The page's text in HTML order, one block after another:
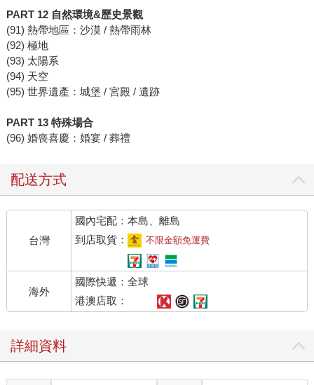
PART 12 自然環境&歷史景觀
(91) 熱帶地區：沙漠 / 熱帶雨林
(92) 極地
(93) 太陽系
(94) 天空
(95) 世界遺產：城堡 / 宮殿 / 遺跡
PART 13 特殊場合
(96) 婚喪喜慶：婚宴 / 葬禮
配送方式
台灣
國內宅配：本島、離島
到店取貨：
不限金額免運費
海外
國際快遞：全球
港澳店取：
詳細資料